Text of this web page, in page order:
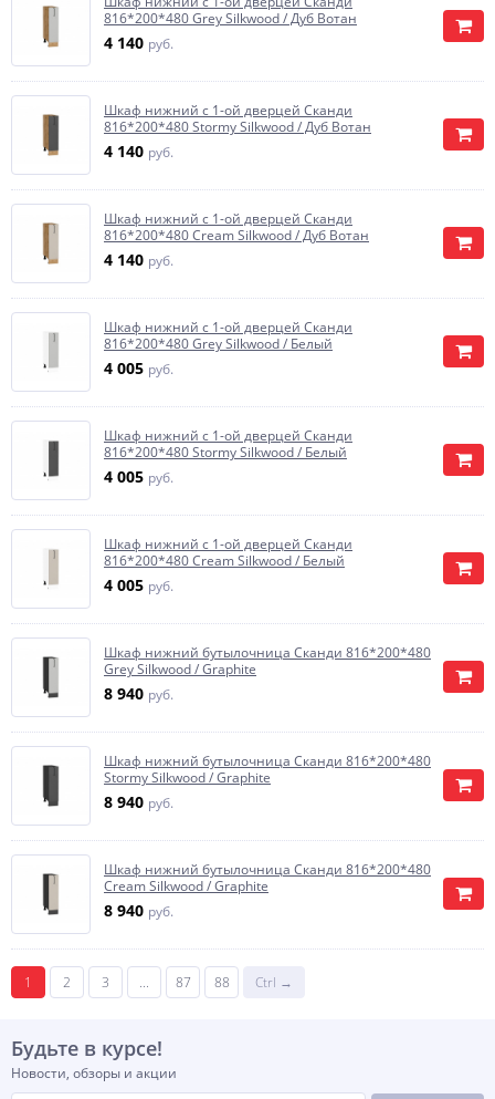
816*200*480 Grey Silkwood / Дуб Вотан
4 140 руб.
Шкаф нижний с 1-ой дверцей Сканди
816*200*480 Stormy Silkwood / Дуб Вотан
4 140 руб.
Шкаф нижний с 1-ой дверцей Сканди
816*200*480 Cream Silkwood / Дуб Вотан
4 140 руб.
Шкаф нижний с 1-ой дверцей Сканди
816*200*480 Grey Silkwood / Белый
4 005 руб.
Шкаф нижний с 1-ой дверцей Сканди
816*200*480 Stormy Silkwood / Белый
4 005 руб.
Шкаф нижний с 1-ой дверцей Сканди
816*200*480 Cream Silkwood / Белый
4 005 руб.
Шкаф нижний бутылочница Сканди 816*200*480
Grey Silkwood / Graphite
8 940 руб.
Шкаф нижний бутылочница Сканди 816*200*480
Stormy Silkwood / Graphite
8 940 руб.
Шкаф нижний бутылочница Сканди 816*200*480
Cream Silkwood / Graphite
8 940 руб.
1 2 3 ... 87 88 Ctrl →
Будьте в курсе!
Новости, обзоры и акции